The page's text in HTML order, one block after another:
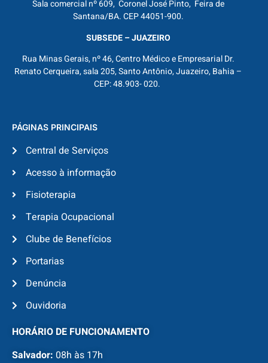
Sala comercial nº 609, Coronel José Pinto, Feira de
Santana/BA. CEP 44051-900.
SUBSEDE – JUAZEIRO
Rua Minas Gerais, nº 46, Centro Médico e Empresarial Dr.
Renato Cerqueira, sala 205, Santo Antônio, Juazeiro, Bahia –
CEP: 48.903- 020.
PÁGINAS PRINCIPAIS
Central de Serviços
Acesso à informação
Fisioterapia
Terapia Ocupacional
Clube de Benefícios
Portarias
Denúncia
Ouvidoria
HORÁRIO DE FUNCIONAMENTO
Salvador: 08h às 17h